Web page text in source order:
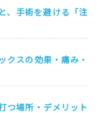
、手術を避ける「注
クスの効果・痛み・
つ場所・デメリット